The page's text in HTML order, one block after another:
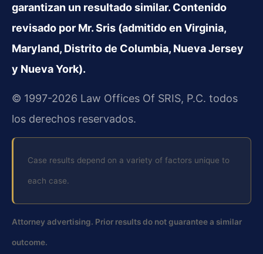
garantizan un resultado similar. Contenido
revisado por Mr. Sris (admitido en Virginia,
Maryland, Distrito de Columbia, Nueva Jersey
y Nueva York).
© 1997-2026 Law Offices Of SRIS, P.C. todos
los derechos reservados.
Case results depend on a variety of factors unique to
each case.
Attorney advertising. Prior results do not guarantee a similar
outcome.